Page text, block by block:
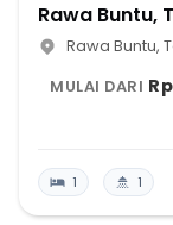
Rawa Buntu,
Rawa Buntu,
MULAI DARI
1 1